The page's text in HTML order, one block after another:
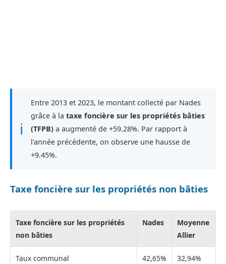
ℹ
Entre 2013 et 2023, le montant collecté par Nades
grâce à la taxe foncière sur les propriétés bâties
(TFPB) a augmenté de +59.28%. Par rapport à
l'année précédente, on observe une hausse de
+9.45%.
Taxe foncière sur les propriétés non bâties
Taxe foncière sur les propriétés
non bâties
Nades
Moyenne
Allier
Taux communal 42,65% 32,94%